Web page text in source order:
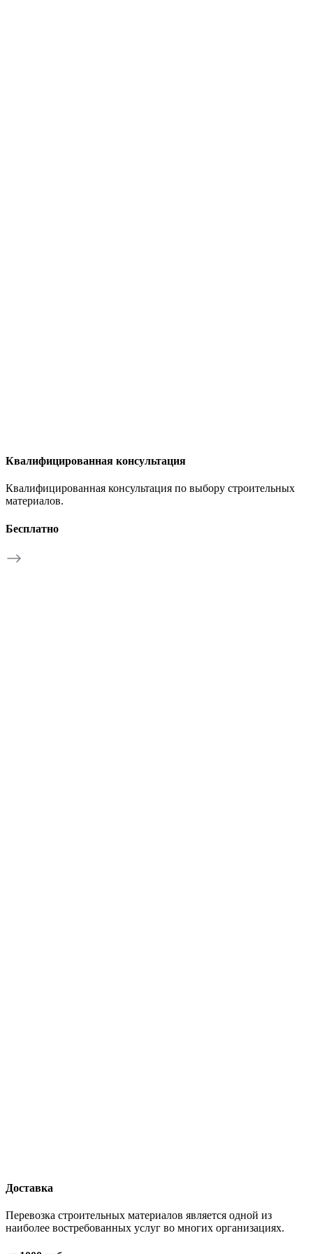
Квалифицированная консультация
Квалифицированная консультация по выбору строительных
материалов.
Бесплатно
Доставка
Перевозка строительных материалов является одной из
наиболее востребованных услуг во многих организациях.